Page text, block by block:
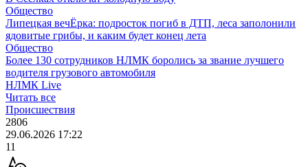
Общество
Липецкая вечЁрка: подросток погиб в ДТП, леса заполонили
ядовитые грибы, и каким будет конец лета
Общество
Более 130 сотрудников НЛМК боролись за звание лучшего
водителя грузового автомобиля
НЛМК Live
Читать все
Происшествия
2806
29.06.2026 17:22
11